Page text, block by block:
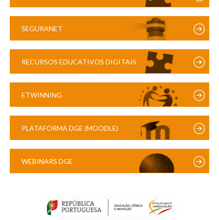
SEGURANET
RECURSOS EDUCATIVOS DIGITAIS
ETWINNING
PLATAFORMA DGE (MOODLE)
WEBINARS DGE